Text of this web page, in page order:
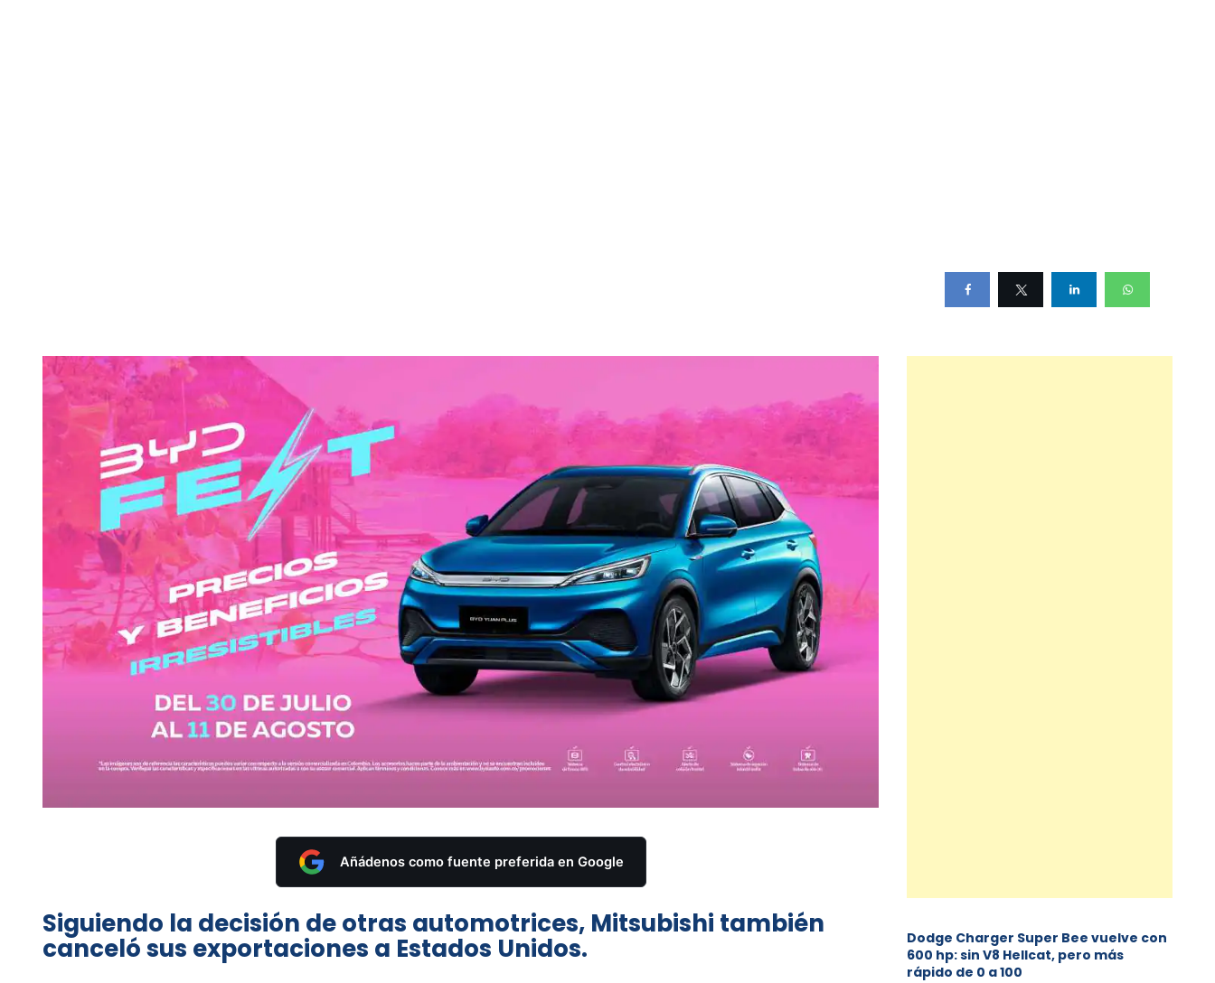
Añádenos como fuente preferida en Google
Siguiendo la decisión de otras automotrices, Mitsubishi también
canceló sus exportaciones a Estados Unidos.
Dodge Charger Super Bee vuelve con
600 hp: sin V8 Hellcat, pero más
rápido de 0 a 100